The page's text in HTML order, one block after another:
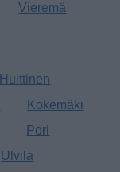
Vieremä
Huittinen
Kokemäki
Pori
Ulvila